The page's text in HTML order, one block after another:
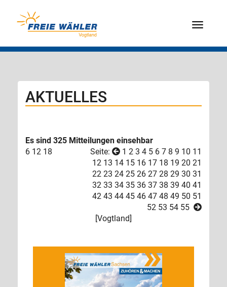
Menü
AKTUELLES
Es sind 325 Mitteilungen einsehbar
6 12 18 Seite: 1 2 3 4 5 6 7 8 9 10 11
12 13 14 15 16 17 18 19 20 21
22 23 24 25 26 27 28 29 30 31
32 33 34 35 36 37 38 39 40 41
42 43 44 45 46 47 48 49 50 51
52 53 54 55
[Vogtland]